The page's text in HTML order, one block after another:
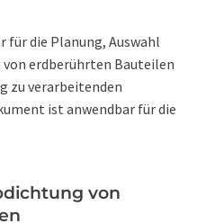
für die Planung, Auswahl
erdberührten Bauteilen
zu verarbeitenden
ist anwendbar für die
von